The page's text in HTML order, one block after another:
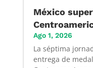
México
Ago 1, 2026
La séptima
entrega de